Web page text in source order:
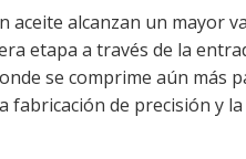
aceite alcanzan un mayor
etapa a través de la
se comprime aún más
fabricación de precisión y